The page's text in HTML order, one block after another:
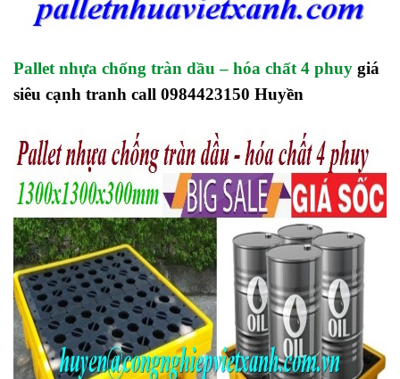
Pallet nhựa chống tràn dầu – hóa chất 4 phuy giá
siêu cạnh tranh call 0984423150 Huyền